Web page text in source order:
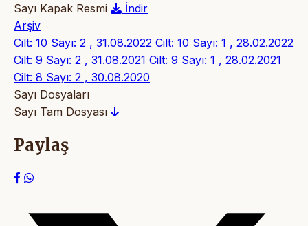
Sayı Kapak Resmi
İndir
Arşiv
Cilt: 10 Sayı: 2 , 31.08.2022 Cilt: 10 Sayı: 1 , 28.02.2022
Cilt: 9 Sayı: 2 , 31.08.2021 Cilt: 9 Sayı: 1 , 28.02.2021
Cilt: 8 Sayı: 2 , 30.08.2020
Sayı Dosyaları
Sayı Tam Dosyası
Paylaş